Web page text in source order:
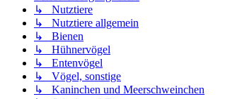
↳ Nutztiere
↳ Nutztiere allgemein
↳ Bienen
↳ Hühnervögel
↳ Entenvögel
↳ Vögel, sonstige
↳ Kaninchen und Meerschweinchen